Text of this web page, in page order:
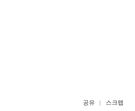
공유 스크랩